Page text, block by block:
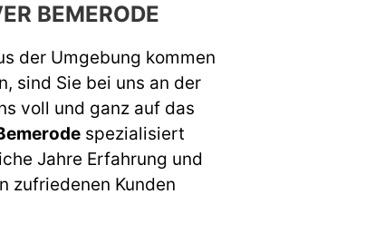
BEMERODE
der Umgebung kommen
sind Sie bei uns an der
voll und ganz auf das
spezialisiert
Jahre Erfahrung und
zufriedenen Kunden